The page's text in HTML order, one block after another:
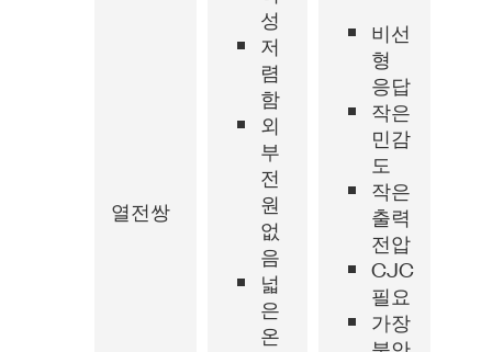
열전쌍
성
저
렴
함
외
부
전
원
없
음
넓
은
온
비선
형
응답
작은
민감
도
작은
출력
전압
CJC
필요
가장